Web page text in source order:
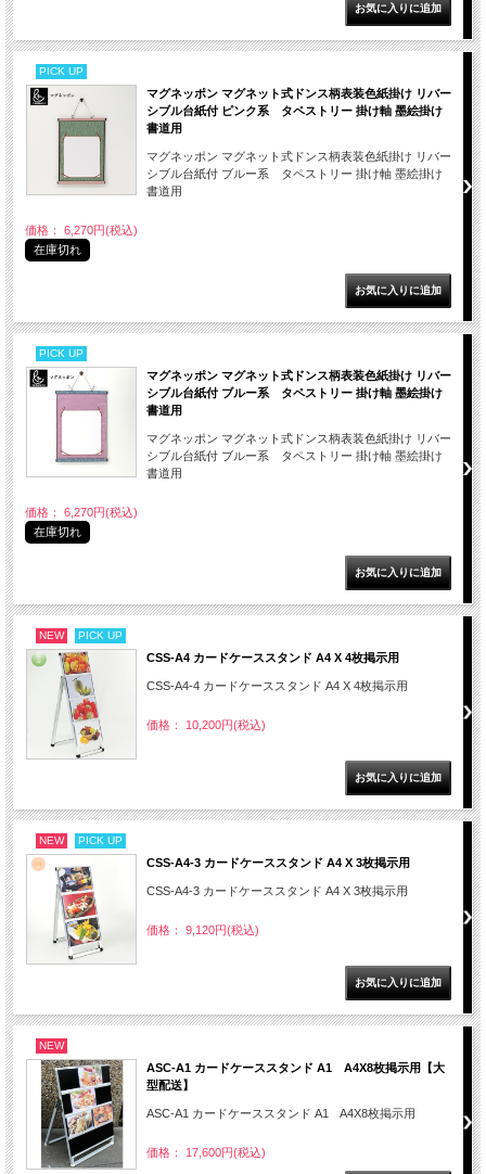
PICK UP
マグネッポン マグネット式ドンス柄表装色紙掛け リバー
シブル台紙付 ピンク系 タペストリー 掛け軸 墨絵掛け
書道用
マグネッポン マグネット式ドンス柄表装色紙掛け リバー
シブル台紙付 ブルー系 タペストリー 掛け軸 墨絵掛け
書道用
価格： 6,270円(税込)
在庫切れ
PICK UP
マグネッポン マグネット式ドンス柄表装色紙掛け リバー
シブル台紙付 ブルー系 タペストリー 掛け軸 墨絵掛け
書道用
マグネッポン マグネット式ドンス柄表装色紙掛け リバー
シブル台紙付 ブルー系 タペストリー 掛け軸 墨絵掛け
書道用
価格： 6,270円(税込)
在庫切れ
NEW PICK UP
CSS-A4 カードケーススタンド A4 X 4枚掲示用
CSS-A4-4 カードケーススタンド A4 X 4枚掲示用
価格： 10,200円(税込)
NEW PICK UP
CSS-A4-3 カードケーススタンド A4 X 3枚掲示用
CSS-A4-3 カードケーススタンド A4 X 3枚掲示用
価格： 9,120円(税込)
NEW
ASC-A1 カードケーススタンド A1 A4X8枚掲示用【大
型配送】
ASC-A1 カードケーススタンド A1 A4X8枚掲示用
価格： 17,600円(税込)